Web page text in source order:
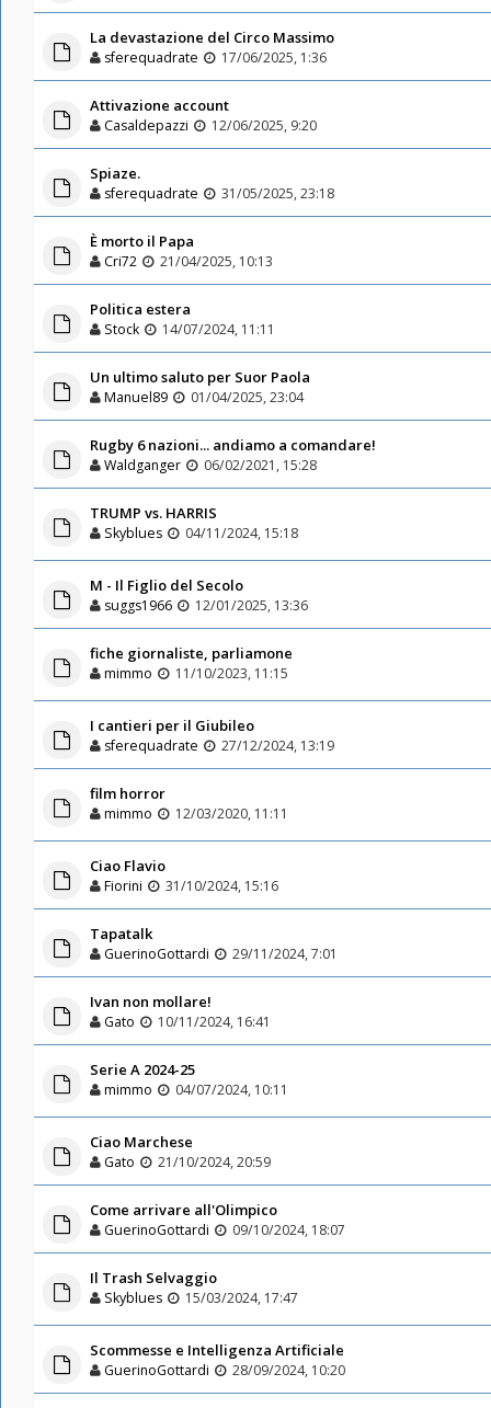
La devastazione del Circo Massimo
sferequadrate 17/06/2025, 1:36
Attivazione account
Casaldepazzi 12/06/2025, 9:20
Spiaze.
sferequadrate 31/05/2025, 23:18
È morto il Papa
Cri72 21/04/2025, 10:13
Politica estera
Stock 14/07/2024, 11:11
Un ultimo saluto per Suor Paola
Manuel89 01/04/2025, 23:04
Rugby 6 nazioni... andiamo a comandare!
Waldganger 06/02/2021, 15:28
TRUMP vs. HARRIS
Skyblues 04/11/2024, 15:18
M - Il Figlio del Secolo
suggs1966 12/01/2025, 13:36
fiche giornaliste, parliamone
mimmo 11/10/2023, 11:15
I cantieri per il Giubileo
sferequadrate 27/12/2024, 13:19
film horror
mimmo 12/03/2020, 11:11
Ciao Flavio
Fiorini 31/10/2024, 15:16
Tapatalk
GuerinoGottardi 29/11/2024, 7:01
Ivan non mollare!
Gato 10/11/2024, 16:41
Serie A 2024-25
mimmo 04/07/2024, 10:11
Ciao Marchese
Gato 21/10/2024, 20:59
Come arrivare all'Olimpico
GuerinoGottardi 09/10/2024, 18:07
Il Trash Selvaggio
Skyblues 15/03/2024, 17:47
Scommesse e Intelligenza Artificiale
GuerinoGottardi 28/09/2024, 10:20